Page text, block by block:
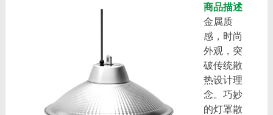
商品描述
金属质
感，时尚
外观，突
破传统散
热设计理
念。巧妙
的灯罩散